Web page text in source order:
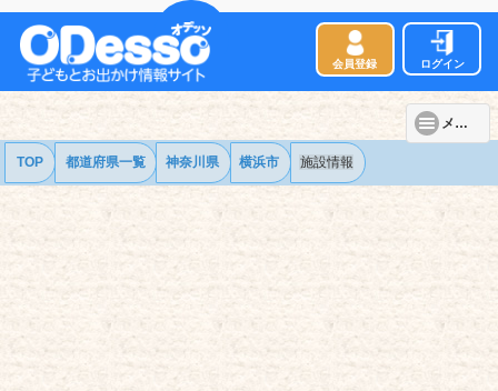
会員登録 ログイン
メニュー
TOP 都道府県一覧 神奈川県 横浜市 施設情報